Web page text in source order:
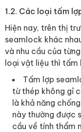
1.2. Các loại tấm
Hiện nay, trên thị
seamlock khác
và nhu cầu của
loại vật liệu thì tấm
Tấm lợp
từ thép không gỉ
là khả năng
này thường được
cầu về tính thẩm